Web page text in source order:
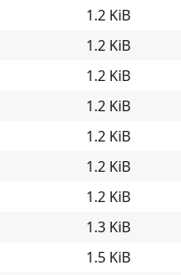
1.2 KiB
1.2 KiB
1.2 KiB
1.2 KiB
1.2 KiB
1.2 KiB
1.2 KiB
1.3 KiB
1.5 KiB